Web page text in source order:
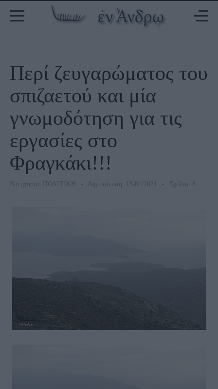
Περί ζευγαρώματος του
σπιζαετού και μία
γνωμοδότηση για τις
εργασίες στο
Φραγκάκι!!!
Κατηγορία: ΠΟΛΙΤΙΚΗ Δημοσίευση: 15/01/2021 Σχόλια: 6